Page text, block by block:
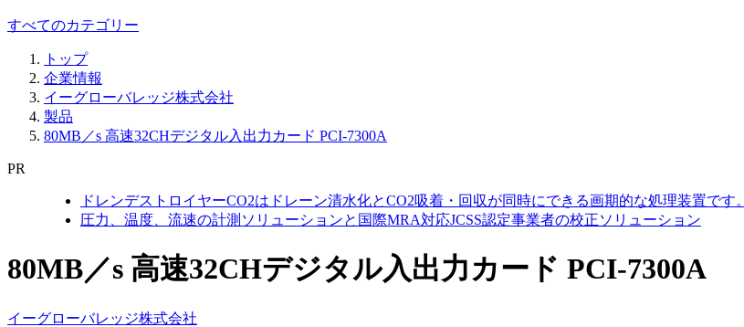
すべてのカテゴリー
トップ
企業情報
イーグローバレッジ株式会社
製品
80MB／s 高速32CHデジタル入出力カード PCI-7300A
PR
ドレンデストロイヤーCO2はドレーン清水化とCO2吸着・回収が同時にできる画期的な処理装置です。
圧力、温度、流速の計測ソリューションと国際MRA対応JCSS認定事業者の校正ソリューション
80MB／s 高速32CHデジタル入出力カード PCI-7300A
イーグローバレッジ株式会社